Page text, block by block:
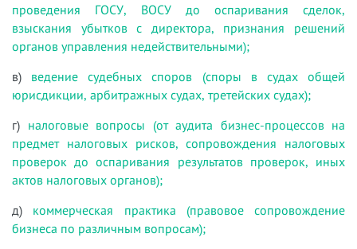
проведения ГОСУ, ВОСУ до оспаривания сделок,
взыскания убытков с директора, признания решений
органов управления недействительными);
в) ведение судебных споров (споры в судах общей
юрисдикции, арбитражных судах, третейских судах);
г) налоговые вопросы (от аудита бизнес-процессов на
предмет налоговых рисков, сопровождения налоговых
проверок до оспаривания результатов проверок, иных
актов налоговых органов);
д) коммерческая практика (правовое сопровождение
бизнеса по различным вопросам);